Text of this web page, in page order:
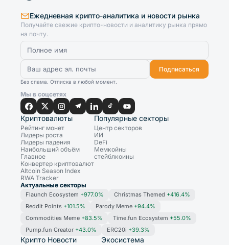
Ежедневная крипто-аналитика и новости рынка
Получайте свежие крипто-новости и аналитику рынка прямо
на почту.
Подписаться
Без спама. Отписка в любой момент.
Мы в соцсетях
Криптовалюты
Рейтинг монет
Лидеры роста
Лидеры падения
Наибольший объём
Главное
Конвертер криптовалют
Altcoin Season Index
RWA Tracker
Популярные секторы
Центр секторов
ИИ
DeFi
Мемкойны
стейблкоины
Актуальные секторы
Flaunch Ecosystem +977.0% Christmas Themed +416.4%
Reddit Points +101.5% Parody Meme +94.4%
Commodities Meme +83.5% Time.fun Ecosystem +55.0%
Pump.fun Creator +43.0% ERC20i +39.3%
Крипто Новости Экосистема